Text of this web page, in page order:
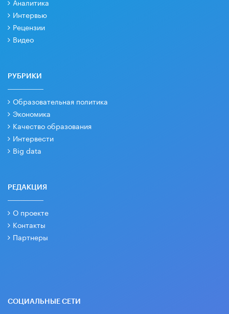
Интервью
Рецензии
Видео
РУБРИКИ
Образовательная политика
Экономика
Качество образования
Интервести
Big data
РЕДАКЦИЯ
О проекте
Контакты
Партнеры
СОЦИАЛЬНЫЕ СЕТИ